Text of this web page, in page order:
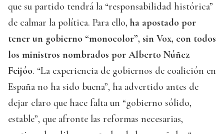
que su partido tendrá la “responsabilidad histórica”
de calmar la política. Para ello, ha apostado por
tener un gobierno “monocolor”, sin Vox, con todos
los ministros nombrados por Alberto Núñez
Feijóo. “La experiencia de gobiernos de coalición en
España no ha sido buena”, ha advertido antes de
dejar claro que hace falta un “gobierno sólido,
estable”, que afronte las reformas necesarias,